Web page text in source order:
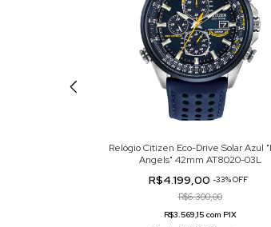
Relógio Citizen Eco-Drive Solar Azul
Angels" 42mm AT8020-03L
R$4.199,00-33%OFF
R$6.300,00
R$3.569,15 com PIX